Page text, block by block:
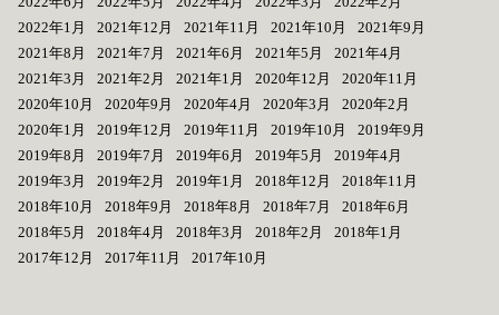
2022年1月
2021年12月 2021年11月 2021年10月
2021年9月
2021年8月
2021年7月 2021年6月 2021年5月
2021年4月
2021年3月
2021年2月 2021年1月 2020年12月
2020年11月
2020年10月
2020年9月 2020年4月 2020年3月
2020年2月
2020年1月
2019年12月 2019年11月 2019年10月
2019年9月
2019年8月
2019年7月 2019年6月 2019年5月
2019年4月
2019年3月
2019年2月 2019年1月 2018年12月
2018年11月
2018年10月
2018年9月 2018年8月 2018年7月
2018年6月
2018年5月
2018年4月 2018年3月 2018年2月
2018年1月
2017年12月
2017年11月 2017年10月